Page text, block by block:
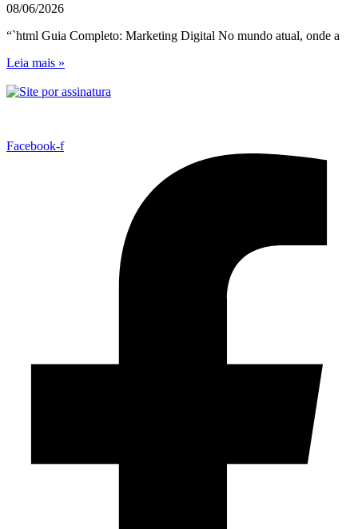
08/06/2026
“`html Guia Completo: Marketing Digital No mundo atual, onde a
Leia mais »
Facebook-f